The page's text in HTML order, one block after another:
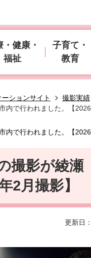
・健康・
福祉
子育て・
教育
ーションサイト 撮影実績
で行われました。【2026
で行われました。【2026
撮影が綾瀬
2月撮影】
更新日